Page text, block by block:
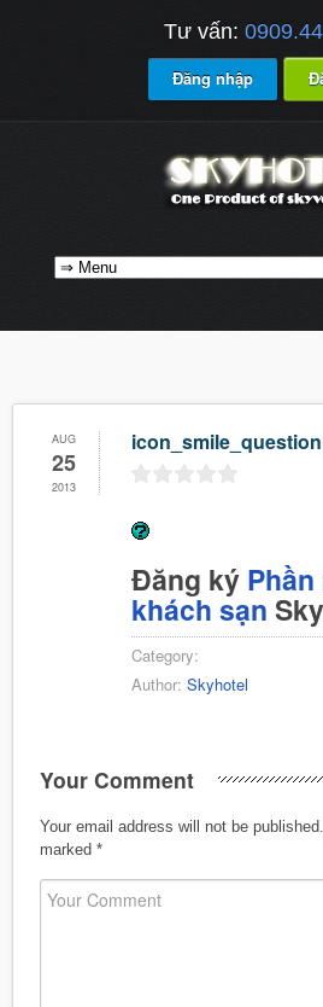
Tư vấn:
Đăng nhập
AUG
25
2013
Đăng ký
khách sạn
Category:
Author: Skyhotel
Your Comment
Your email address will not be published.
marked *